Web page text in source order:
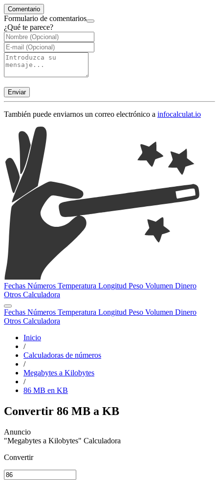
Comentario
Formulario de comentarios
¿Qué te parece?
Enviar
También puede enviarnos un correo electrónico a infocalculat.io
Fechas Números Temperatura Longitud Peso Volumen Dinero
Otros Calculadora
Fechas Números Temperatura Longitud Peso Volumen Dinero
Otros Calculadora
Inicio
/
Calculadoras de números
/
Megabytes a Kilobytes
/
86 MB en KB
Convertir 86 MB a KB
"Megabytes a Kilobytes" Calculadora
Convertir